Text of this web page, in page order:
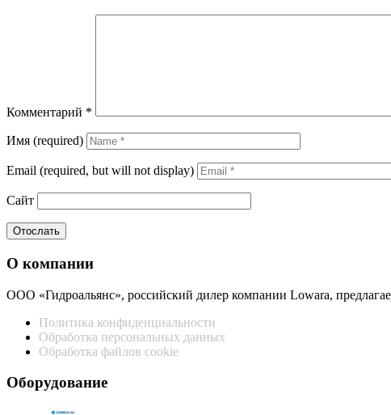
Комментарий *
Имя (required)
Email (required, but will not display)
Сайт
О компании
ООО «Гидроальянс», российский дилер компании Lowara,
Политика конфиденциальности
Обработка персональных данных
Обработка файлов cookie
Оборудование